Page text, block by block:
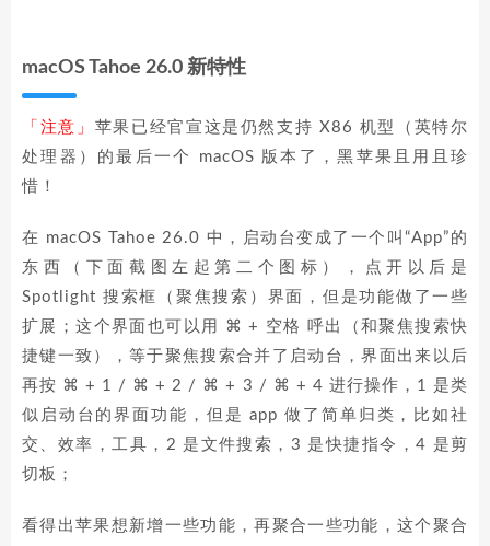
macOS Tahoe 26.0 新特性
「注意」 苹果已经官宣这是仍然支持 X86 机型（英特尔
处理器）的最后一个 macOS 版本了，黑苹果且用且珍
惜！
在 macOS Tahoe 26.0 中，启动台变成了一个叫“App”的
东西（下面截图左起第二个图标），点开以后是
Spotlight 搜索框（聚焦搜索）界面，但是功能做了一些
扩展；这个界面也可以用 ⌘ + 空格 呼出（和聚焦搜索快
捷键一致），等于聚焦搜索合并了启动台，界面出来以后
再按 ⌘ + 1 / ⌘ + 2 / ⌘ + 3 / ⌘ + 4 进行操作，1 是类
似启动台的界面功能，但是 app 做了简单归类，比如社
交、效率，工具，2 是文件搜索，3 是快捷指令，4 是剪
切板；
看得出苹果想新增一些功能，再聚合一些功能，这个聚合